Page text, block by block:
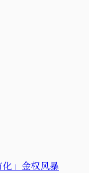
」金权风暴